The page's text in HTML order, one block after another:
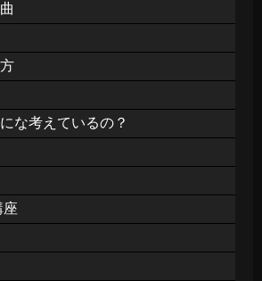
な考えているの？
座